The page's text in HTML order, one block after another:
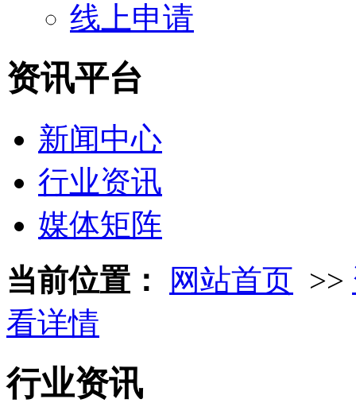
线上申请
资讯平台
新闻中心
行业资讯
媒体矩阵
当前位置：
网站首页 >>
看详情
行业资讯